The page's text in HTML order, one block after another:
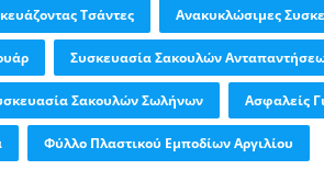
Τσάντες Ανακυκλώσιμες
Συσκευασία Σακουλών
Σακουλών Σωλήνων Ασφαλείς
Φύλλο Πλαστικού Εμποδίων Αργιλίου